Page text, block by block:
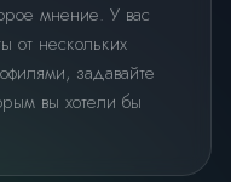
мнение. У вас
от нескольких
задавайте
вы хотели бы